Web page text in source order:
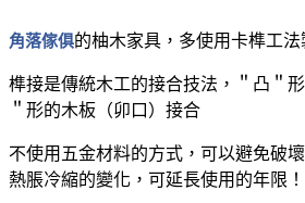
角落傢俱的柚木家具，多使用卡榫工法
榫接是傳統木工的接合技法，＂凸＂
＂形的木板（卯口）接合
不使用五金材料的方式，可以避免破
熱脹冷縮的變化，可延長使用的年限！